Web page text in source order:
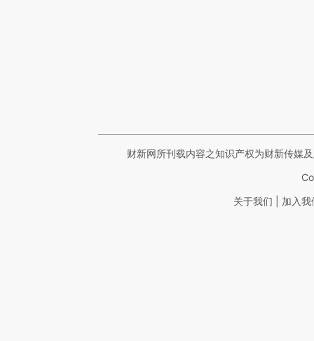
财新网所刊载内容之知识产权为财新传媒
关于我们 加入我